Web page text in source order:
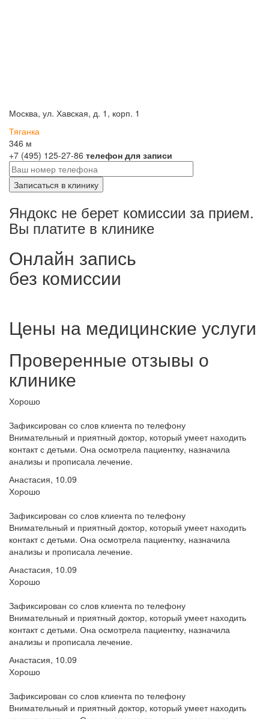
Москва, ул. Хавская, д. 1, корп. 1
Тяганка
346 м
+7 (495) 125-27-86 телефон для записи
Яндокс не берет комиссии за прием.
Вы платите в клинике
Онлайн запись
без комиссии
Цены на медицинские услуги
Проверенные отзывы о
клинике
Хорошо
Зафиксирован со слов клиента по телефону
Внимательный и приятный доктор, который умеет находить
контакт с детьми. Она осмотрела пациентку, назначила
анализы и прописала лечение.
Анастасия, 10.09
Хорошо
Зафиксирован со слов клиента по телефону
Внимательный и приятный доктор, который умеет находить
контакт с детьми. Она осмотрела пациентку, назначила
анализы и прописала лечение.
Анастасия, 10.09
Хорошо
Зафиксирован со слов клиента по телефону
Внимательный и приятный доктор, который умеет находить
контакт с детьми. Она осмотрела пациентку, назначила
анализы и прописала лечение.
Анастасия, 10.09
Хорошо
Зафиксирован со слов клиента по телефону
Внимательный и приятный доктор, который умеет находить